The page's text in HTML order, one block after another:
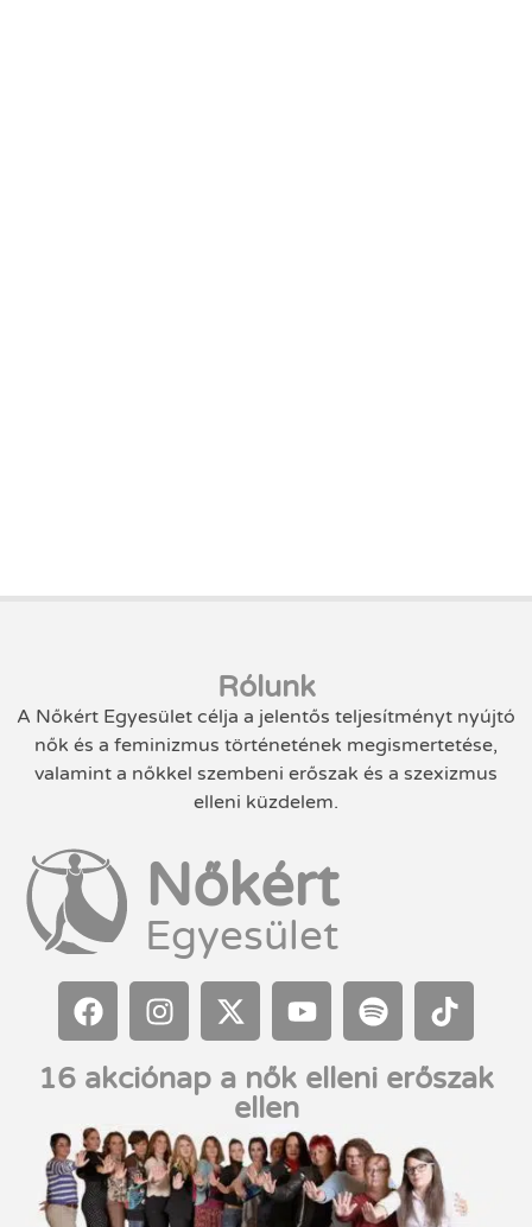
Rólunk
A Nőkért Egyesület célja a jelentős teljesítményt nyújtó
nők és a feminizmus történetének megismertetése,
valamint a nőkkel szembeni erőszak és a szexizmus
elleni küzdelem.
Nőkért
Egyesület
16 akciónap a nők elleni erőszak
ellen